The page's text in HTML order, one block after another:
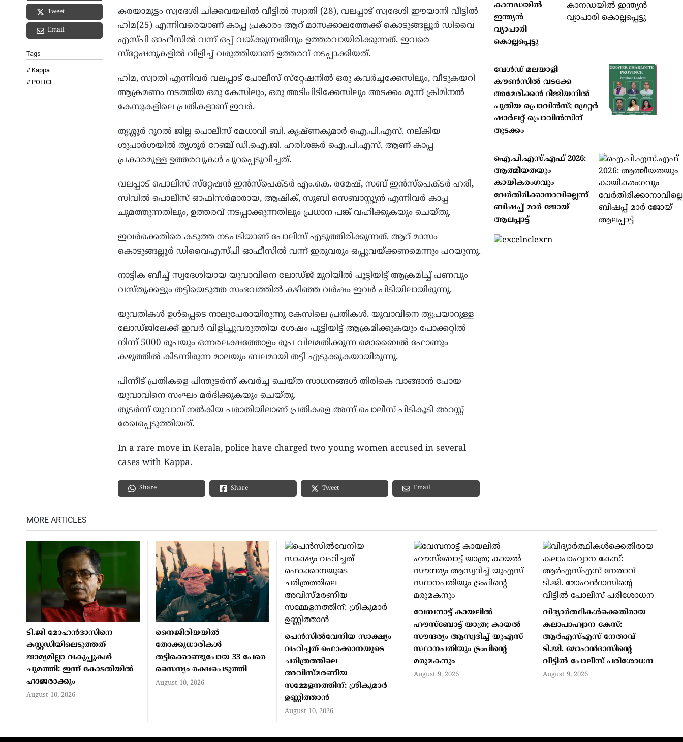
Tweet
Email
Tags
Kappa
POLICE
കരയാമുട്ടം സ്വദേശി ചിക്കവയലിൽ വീട്ടിൽ സ്വാതി (28), വലപ്പാട് സ്വദേശി ഈയാനി വീട്ടിൽ
ഹിമ(25) എന്നിവരെയാണ് കാപ്പ പ്രകാരം ആറ് മാസക്കാലത്തേക്ക് കൊടുങ്ങല്ലൂർ ഡിവൈ
എസ്പി ഓഫീസിൽ വന്ന് ഒപ്പ് വയ്ക്കുന്നതിനും ഉത്തരവായിരിക്കുന്നത്. ഇവരെ
സ്‌റ്റേഷനുകളിൽ വിളിച്ച് വരുത്തിയാണ് ഉത്തരവ് നടപ്പാക്കിയത്.
ഹിമ, സ്വാതി എന്നിവർ വലപ്പാട് പോലീസ് സ്‌റ്റേഷനിൽ ഒരു കവർച്ചക്കേസിലും, വീടുകയറി
ആക്രമണം നടത്തിയ ഒരു കേസിലും, ഒരു അടിപിടിക്കേസിലും അടക്കം മൂന്ന് ക്രിമിനൽ
കേസുകളിലെ പ്രതികളാണ് ഇവർ.
തൃശ്ശൂർ റൂറൽ ജില്ല പൊലീസ് മേധാവി ബി. കൃഷ്ണകുമാർ ഐ.പി.എസ്. നല്കിയ
ശുപാർശയിൽ തൃശൂർ റേഞ്ച് ഡി.ഐ.ജി. ഹരിശങ്കർ ഐ.പി.എസ്. ആണ് കാപ്പ
പ്രകാരമുള്ള ഉത്തരവുകൾ പുറപ്പെടുവിച്ചത്.
വലപ്പാട് പൊലീസ് സ്‌റ്റേഷൻ ഇൻസ്‌പെക്ടർ എം.കെ. രമേഷ്, സബ് ഇൻസ്‌പെക്ടർ ഹരി,
സിവിൽ പൊലീസ് ഓഫിസർമാരായ, ആഷിക്, സുബി സെബാസ്റ്റ്യൻ എന്നിവർ കാപ്പ
ചുമത്തുന്നതിലും, ഉത്തരവ് നടപ്പാക്കുന്നതിലും പ്രധാന പങ്ക് വഹിക്കുകയും ചെയ്തു.
ഇവർക്കെതിരെ കടുത്ത നടപടിയാണ് പോലീസ് എടുത്തിരിക്കുന്നത്. ആറ് മാസം
കൊടുങ്ങല്ലൂർ ഡിവൈഎസ്പി ഓഫീസിൽ വന്ന് ഇരുവരും ഒപ്പുവയ്ക്കണമെന്നും പറയുന്നു.
നാട്ടിക ബീച്ച് സ്വദേശിയായ യുവാവിനെ ലോഡ്ജ് മുറിയിൽ പൂട്ടിയിട്ട് ആക്രമിച്ച് പണവും
വസ്തുക്കളും തട്ടിയെടുത്ത സംഭവത്തിൽ കഴിഞ്ഞ വർഷം ഇവർ പിടിയിലായിരുന്നു.
യുവതികൾ ഉൾപ്പെടെ നാലുപേരായിരുന്നു കേസിലെ പ്രതികൾ. യുവാവിനെ തൃപ്രയാറുള്ള
ലോഡ്ജിലേക്ക് ഇവർ വിളിച്ചുവരുത്തിയ ശേഷം പൂട്ടിയിട്ട് ആക്രമിക്കുകയും പോക്കറ്റിൽ
നിന്ന് 5000 രൂപയും ഒന്നരലക്ഷത്തോളം രൂപ വിലമതിക്കുന്ന മൊബൈൽ ഫോണും
കഴുത്തിൽ കിടന്നിരുന്ന മാലയും ബലമായി തട്ടി എടുക്കുകയായിരുന്നു.
പിന്നീട് പ്രതികളെ പിന്തുടർന്ന് കവർച്ച ചെയ്ത സാധനങ്ങൾ തിരികെ വാങ്ങാൻ പോയ
യുവാവിനെ സംഘം മർദിക്കുകയും ചെയ്തു.
തുടർന്ന് യുവാവ് നൽകിയ പരാതിയിലാണ് പ്രതികളെ അന്ന് പൊലീസ് പിടികൂടി അറസ്റ്റ്
രേഖപ്പെടുത്തിയത്.
In a rare move in Kerala, police have charged two young women accused in several
cases with Kappa.
Share Share Tweet Email
കാനഡയില്‍
ഇന്ത്യന്‍
വ്യാപാരി
കൊല്ലപ്പെട്ടു
വേള്‍ഡ് മലയാളി
കൗണ്‍സില്‍ വടക്കേ
അമേരിക്കന്‍ റീജിയനില്‍
പുതിയ പ്രൊവിന്‍സ്; ഗ്രേറ്റര്‍
ഷാര്‍ലറ്റ് പ്രൊവിന്‍സിന്
തുടക്കം
ഐ.പി.എസ്.എഫ് 2026:
ആത്മീയതയും
കായികരംഗവും
വേര്‍തിരിക്കാനാവില്ലെന്ന്
ബിഷപ്പ് മാര്‍ ജോയ്
ആലപ്പാട്ട്
MORE ARTICLES
ടി.ജി മോഹന്‍ദാസിനെ
കസ്റ്റഡിയിലെടുത്തത്
ജാമ്യമില്ലാ വകുപ്പുകള്‍
ചുമത്തി: ഇന്ന് കോടതിയില്‍
ഹാജരാക്കും
August 10, 2026
നൈജീരിയയില്‍
തോക്കുധാരികള്‍
തട്ടിക്കൊണ്ടുപോയ 33 പേരെ
സൈന്യം രക്ഷപെടുത്തി
August 10, 2026
പെൻസിൽവേനിയ സാക്ഷ്യം
വഹിച്ചത് ഫൊക്കാനയുടെ
ചരിത്രത്തിലെ
അവിസ്മരണീയ
സമ്മേളനത്തിന്: ശ്രീകുമാർ
ഉണ്ണിത്താൻ
August 10, 2026
വേമ്പനാട്ട് കായലില്‍
ഹൗസ്ബോട്ട് യാത്ര; കായല്‍
സൗന്ദര്യം ആസ്വദിച്ച് യുഎസ്
സ്ഥാനപതിയും ട്രംപിന്‍റെ
മരുമകനും
August 9, 2026
വിദ്യാർത്ഥികൾക്കെതിരായ
കലാപാഹ്വാന കേസ്:
ആർഎസ്എസ് നേതാവ്
ടി.ജി. മോഹൻദാസിന്റെ
വീട്ടിൽ പോലീസ് പരിശോധന
August 9, 2026